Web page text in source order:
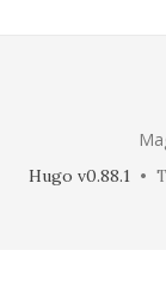
Hugo v0.88.1 •